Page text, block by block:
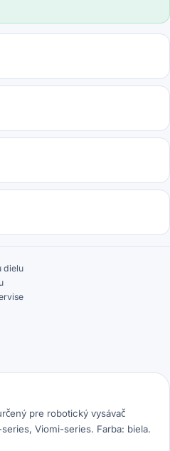
dielu
pre robotický vysávač
Viomi-series. Farba: biela.